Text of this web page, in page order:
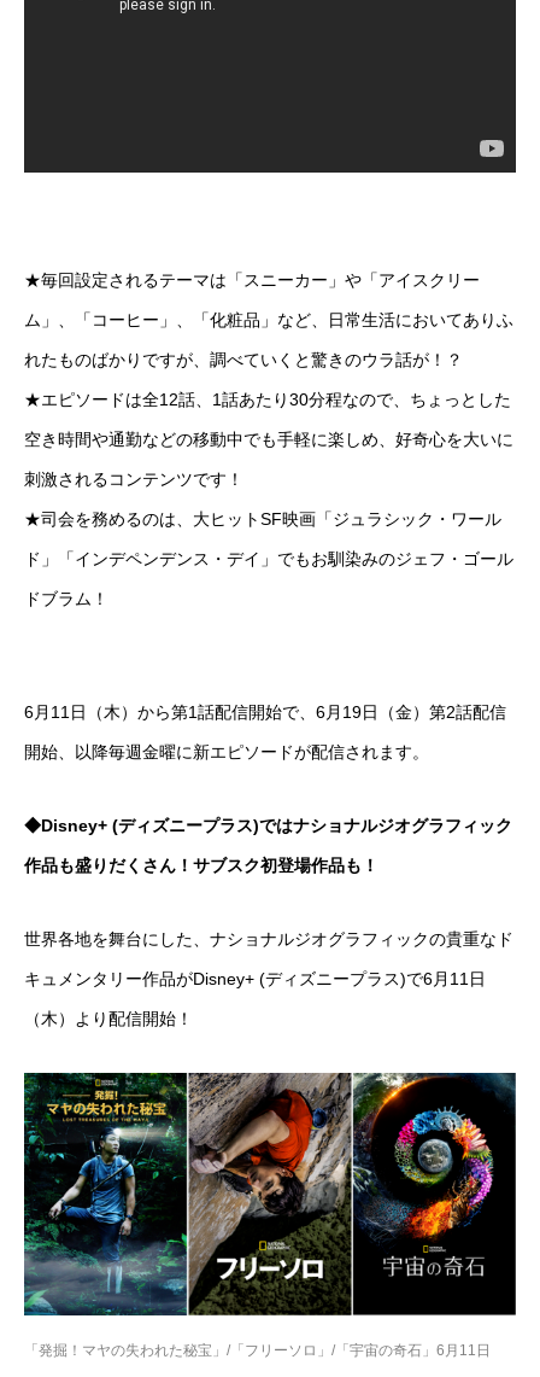
★毎回設定されるテーマは「スニーカー」や「アイスクリー
ム」、「コーヒー」、「化粧品」など、日常生活においてありふ
れたものばかりですが、調べていくと驚きのウラ話が！？
★エピソードは全12話、1話あたり30分程なので、ちょっとした
空き時間や通勤などの移動中でも手軽に楽しめ、好奇心を大いに
刺激されるコンテンツです！
★司会を務めるのは、大ヒットSF映画「ジュラシック・ワール
ド」「インデペンデンス・デイ」でもお馴染みのジェフ・ゴール
ドブラム！
6月11日（木）から第1話配信開始で、6月19日（金）第2話配信
開始、以降毎週金曜に新エピソードが配信されます。
◆Disney+ (ディズニープラス)ではナショナルジオグラフィック
作品も盛りだくさん！サブスク初登場作品も！
世界各地を舞台にした、ナショナルジオグラフィックの貴重なド
キュメンタリー作品がDisney+ (ディズニープラス)で6月11日
（木）より配信開始！
「発掘！ マヤの失われた秘宝」/「フリーソロ」/「宇宙の奇石」6月11日